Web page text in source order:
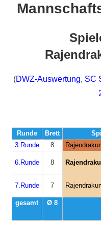
(DWZ-Auswertung, SC
Runde Brett
3.Runde
8
6.Runde 8
7.Runde 7
gesamt Ø 8